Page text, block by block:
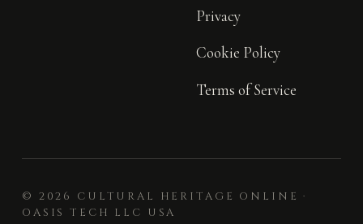
Privacy
Cookie Policy
Terms of Service
© 2026 CULTURAL HERITAGE ONLINE ·
OASIS TECH LLC USA